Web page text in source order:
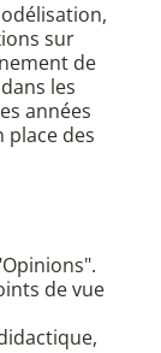
sur
de
les
années
place des
de vue